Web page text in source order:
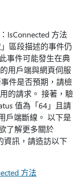
IsConnected 方法
區段描述的事件仍
事件可能發生在典
用戶端與網頁伺服
件是否預期，請檢
的請求。 接著，驗
值為「64」且請
戶端斷線。 以下是
了解更多關於
資訊，請造訪以下
方法